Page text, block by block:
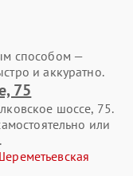
временем
в сервис
избежать
со
Huawei Mate 30:
способом —
и аккуратно.
75
шоссе, 75.
или